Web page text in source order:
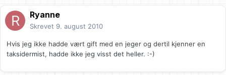
Ryanne
Skrevet 9. august 2010
Hvis jeg ikke hadde vært gift med en jeger og dertil kjenner en
taksidermist, hadde ikke jeg visst det heller. :-)